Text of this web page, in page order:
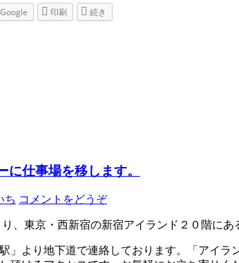
Google 印刷 続き
に仕事場を移します。
ち コメントをどうぞ
、東京・西新宿の新宿アイランド２０階に
」より地下道で連絡しております。「アイ